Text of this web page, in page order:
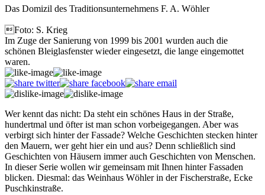
Das Domizil des Traditionsunternehmens F. A. Wöhler
Foto: S. Krieg
Im Zuge der Sanierung von 1999 bis 2001 wurden auch die
schönen Bleiglasfenster wieder eingesetzt, die lange eingemottet
waren.
Wer kennt das nicht: Da steht ein schönes Haus in der Straße,
hundertmal und öfter ist man schon vorbeigegangen. Aber was
verbirgt sich hinter der Fassade? Welche Geschichten stecken hinter
den Mauern, wer geht hier ein und aus? Denn schließlich sind
Geschichten von Häusern immer auch Geschichten von Menschen.
In dieser Serie wollen wir gemeinsam mit Ihnen hinter Fassaden
blicken. Diesmal: das Weinhaus Wöhler in der Fischerstraße, Ecke
Puschkinstraße.